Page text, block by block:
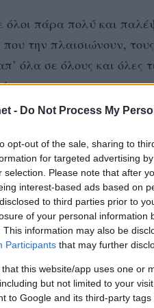
- Do Not Process My
opt-out of the sale, sharing to
for targeted advertising
selection. Please note that after
interest-based ads based on
to third parties prior to
of your personal information
This information may also be
Participants that may further
that this website/app uses one or
but not limited to your
to Google and its third-party
πάρα πολύ και
την πλαισιώνουν,
όλα σε όλους και όλες
της συνεργασίας
πολύ καλή χρονιά
ομάδα στο δύσκολο
στην Αποστολία